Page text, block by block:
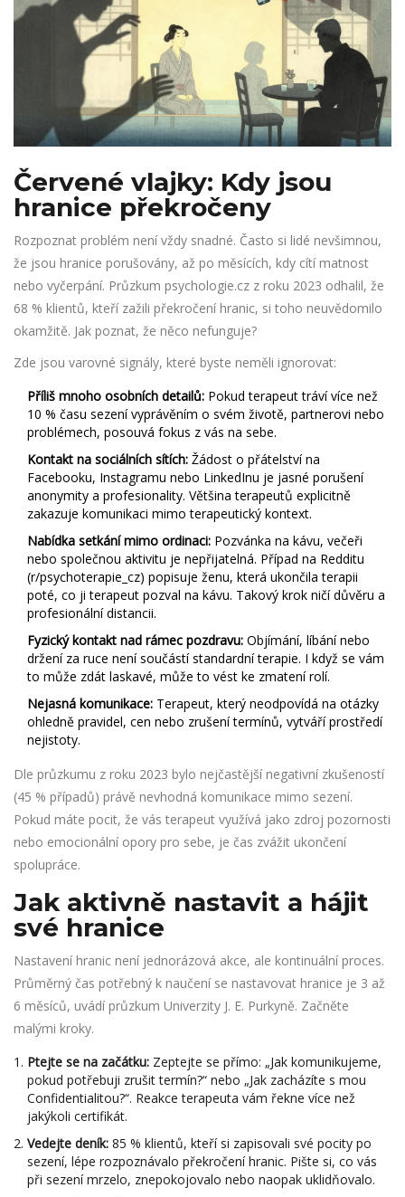
Červené vlajky: Kdy jsou
hranice překročeny
Rozpoznat problém není vždy snadné. Často si lidé nevšimnou,
že jsou hranice porušovány, až po měsících, kdy cítí matnost
nebo vyčerpání. Průzkum psychologie.cz z roku 2023 odhalil, že
68 % klientů, kteří zažili překročení hranic, si toho neuvědomilo
okamžitě. Jak poznat, že něco nefunguje?
Zde jsou varovné signály, které byste neměli ignorovat:
Příliš mnoho osobních detailů: Pokud terapeut tráví více než
10 % času sezení vyprávěním o svém životě, partnerovi nebo
problémech, posouvá fokus z vás na sebe.
Kontakt na sociálních sítích: Žádost o přátelství na
Facebooku, Instagramu nebo LinkedInu je jasné porušení
anonymity a profesionality. Většina terapeutů explicitně
zakazuje komunikaci mimo terapeutický kontext.
Nabídka setkání mimo ordinaci: Pozvánka na kávu, večeři
nebo společnou aktivitu je nepřijatelná. Případ na Redditu
(r/psychoterapie_cz) popisuje ženu, která ukončila terapii
poté, co ji terapeut pozval na kávu. Takový krok ničí důvěru a
profesionální distancii.
Fyzický kontakt nad rámec pozdravu: Objímání, líbání nebo
držení za ruce není součástí standardní terapie. I když se vám
to může zdát laskavé, může to vést ke zmatení rolí.
Nejasná komunikace: Terapeut, který neodpovídá na otázky
ohledně pravidel, cen nebo zrušení termínů, vytváří prostředí
nejistoty.
Dle průzkumu z roku 2023 bylo nejčastější negativní zkušeností
(45 % případů) právě nevhodná komunikace mimo sezení.
Pokud máte pocit, že vás terapeut využívá jako zdroj pozornosti
nebo emocionální opory pro sebe, je čas zvážit ukončení
spolupráce.
Jak aktivně nastavit a hájit
své hranice
Nastavení hranic není jednorázová akce, ale kontinuální proces.
Průměrný čas potřebný k naučení se nastavovat hranice je 3 až
6 měsíců, uvádí průzkum Univerzity J. E. Purkyně. Začněte
malými kroky.
Ptejte se na začátku: Zeptejte se přímo: „Jak komunikujeme,
pokud potřebuji zrušit termín?“ nebo „Jak zacházíte s mou
Confidentialitou?“. Reakce terapeuta vám řekne více než
jakýkoli certifikát.
Vedejte deník: 85 % klientů, kteří si zapisovali své pocity po
sezení, lépe rozpoznávalo překročení hranic. Pište si, co vás
při sezení mrzelo, znepokojovalo nebo naopak uklidňovalo.